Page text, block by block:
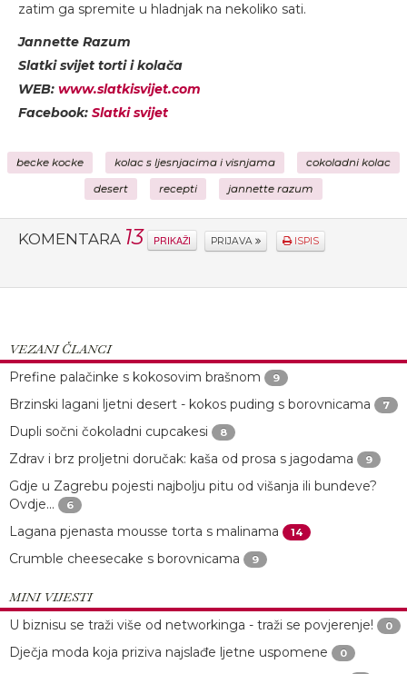
zatim ga spremite u hladnjak na nekoliko sati.
Jannette Razum
Slatki svijet torti i kolača
WEB: www.slatkisvijet.com
Facebook: Slatki svijet
becke kocke kolac s ljesnjacima i visnjama cokoladni kolac
desert recepti jannette razum
KOMENTARA 13 PRIKAŽI PRIJAVA ISPIS
VEZANI ČLANCI
Prefine palačinke s kokosovim brašnom
9
Brzinski lagani ljetni desert - kokos puding s borovnicama 7
Dupli sočni čokoladni cupcakesi 8
Zdrav i brz proljetni doručak: kaša od prosa s jagodama 9
Gdje u Zagrebu pojesti najbolju pitu od višanja ili bundeve?
Ovdje...
6
Lagana pjenasta mousse torta s malinama 14
Crumble cheesecake s borovnicama 9
MINI VIJESTI
U biznisu se traži više od networkinga - traži se povjerenje!
0
Dječja moda koja priziva najslađe ljetne uspomene 0